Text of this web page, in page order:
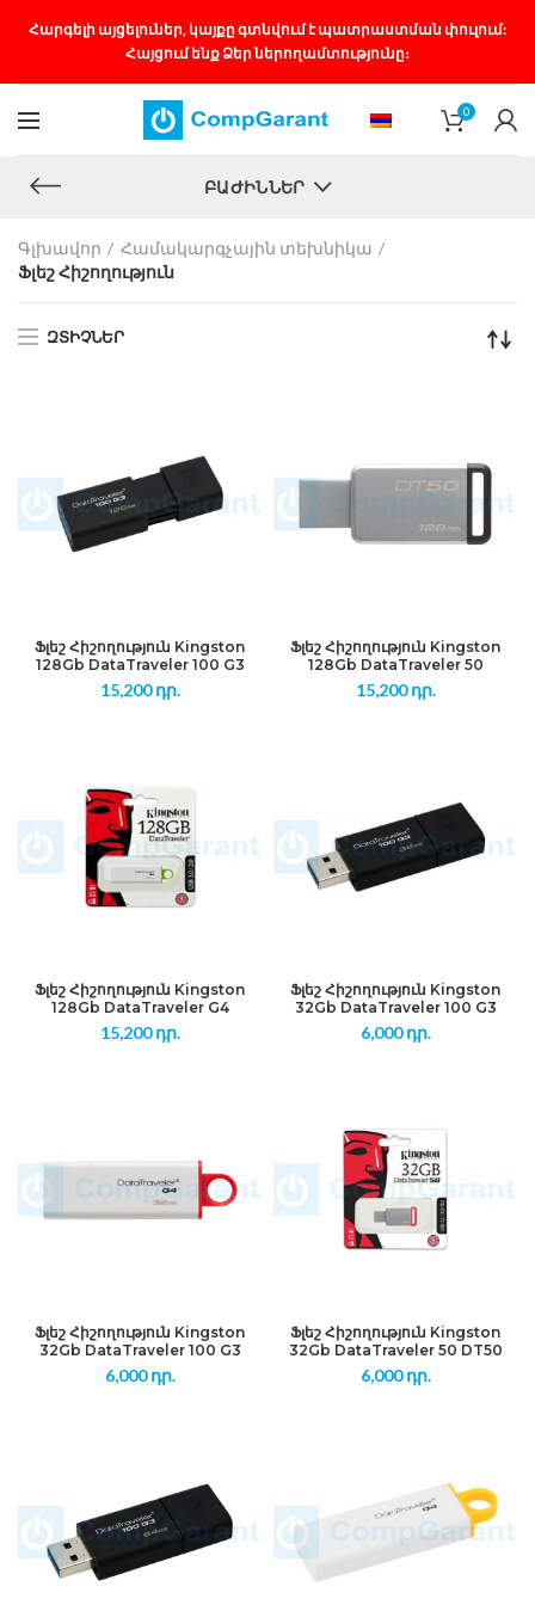
Հարգելի այցելուներ, կայքը գտնվում է պատրաստման փուլում:
Հայցում ենք Ձեր ներողամտությունը։
0
ԲԱԺԻՆՆԵՐ
Գլխավոր
Համակարգչային տեխնիկա
Ֆլեշ Հիշողություն
ԶՏԻՉՆԵՐ
Ֆլեշ Հիշողություն Kingston
128Gb DataTraveler 100 G3
15,200դր.
Ֆլեշ Հիշողություն Kingston
128Gb DataTraveler 50
15,200դր.
Ֆլեշ Հիշողություն Kingston
128Gb DataTraveler G4
15,200դր.
Ֆլեշ Հիշողություն Kingston
32Gb DataTraveler 100 G3
6,000դր.
Ֆլեշ Հիշողություն Kingston
32Gb DataTraveler 100 G3
6,000դր.
Ֆլեշ Հիշողություն Kingston
32Gb DataTraveler 50 DT50
6,000դր.